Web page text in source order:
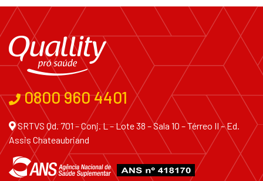
0800 960 4401
SRTVS Qd. 701 – Conj. L – Lote 38 – Sala 10 – Térreo II – Ed.
Assis Chateaubriand